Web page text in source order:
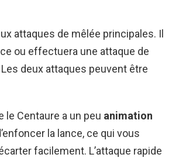
attaques de mêlée principales. Il
ou effectuera une attaque de
deux attaques peuvent être
le Centaure a un peu animation
la lance, ce qui vous
facilement. L’attaque rapide